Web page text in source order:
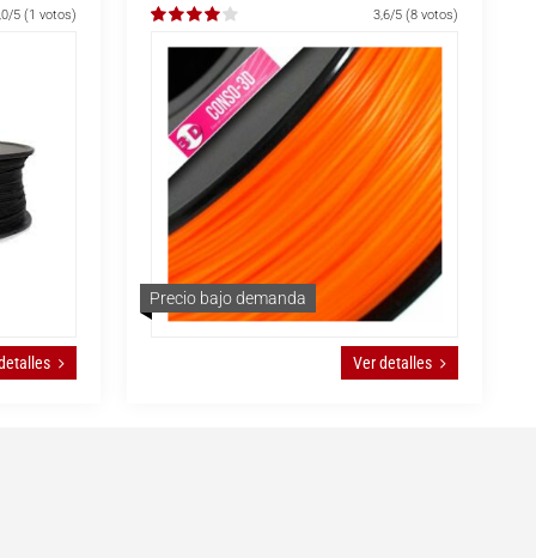
5 (1 votos) 3,6/5(8 votos)
Precio bajo demanda
Ver detalles